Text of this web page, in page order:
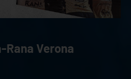
Rana Verona